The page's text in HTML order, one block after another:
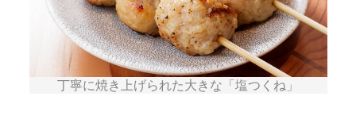
丁寧に焼き上げられた大きな「塩つくね」